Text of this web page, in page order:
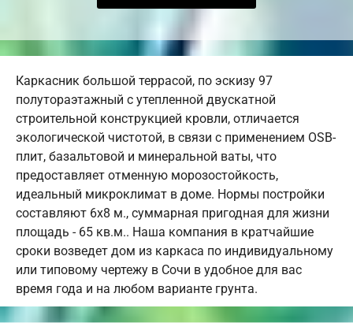
Каркасник большой террасой, по эскизу 97
полутораэтажный с утепленной двускатной
строительной конструкцией кровли, отличается
экологической чистотой, в связи с применением OSB-
плит, базальтовой и минеральной ваты, что
предоставляет отменную морозостойкость,
идеальный микроклимат в доме. Нормы постройки
составляют 6х8 м., суммарная пригодная для жизни
площадь - 65 кв.м.. Наша компания в кратчайшие
сроки возведет дом из каркаса по индивидуальному
или типовому чертежу в Сочи в удобное для вас
время года и на любом варианте грунта.